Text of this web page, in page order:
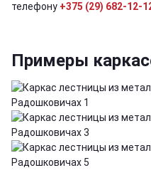
телефону +375 (29) 682-12-
Примеры